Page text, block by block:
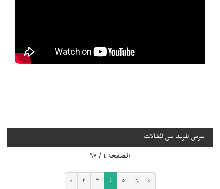
عرض المزيد من المقالات
الصفحة ٤ / ٦٧
‹ ٢ ٣ ٤ ٥ ٦ ›